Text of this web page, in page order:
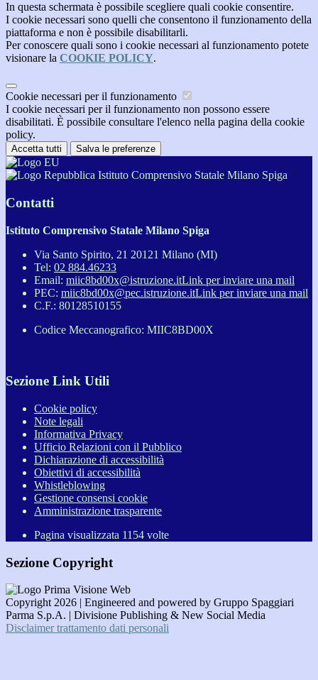
In questa schermata è possibile scegliere quali cookie consentire.
I cookie necessari sono quelli che consentono il funzionamento della
piattaforma e non è possibile disabilitarli.
Per conoscere quali sono i cookie necessari al funzionamento potete
visionare la COOKIE POLICY.
Cookie necessari per il funzionamento
I cookie necessari per il funzionamento non possono essere
disabilitati. È possibile consultare l'elenco nella pagina della cookie
policy.
Accetta tutti Salva le preferenze
Istituto Comprensivo Statale Milano Spiga
Contatti
Istituto Comprensivo Statale Milano Spiga
Via Santo Spirito, 21 20121 Milano (MI)
Tel: 02 884.46233
Email: miic8bd00x@istruzione.itLink per inviare una mail
PEC: miic8bd00x@pec.istruzione.itLink per inviare una mail
C.F.: 80128510155
Codice Meccanografico: MIIC8BD00X
Sezione Link Utili
Cookie policy
Note legali
Informativa Privacy
Ufficio Relazioni con il Pubblico
Dichiarazione di accessibilità
Obiettivi di accessibilità
Whistleblowing
Gestione consensi cookie
Amministrazione trasparente
Pagina visualizzata 1154 volte
Sezione Copyright
Copyright 2026 | Engineered and powered by Gruppo Spaggiari
Parma S.p.A. | Divisione Publishing & New Social Media
Disclaimer trattamento dati personali